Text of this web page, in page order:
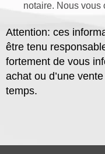
notaire. Nous vous
Attention: ces
être tenu
fortement de vous
achat ou d’une
temps.